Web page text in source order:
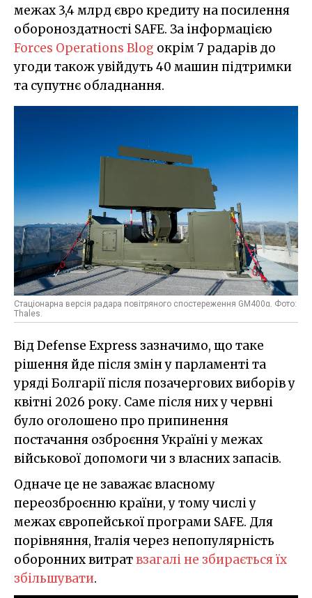
межах 3,4 млрд євро кредиту на посилення
обороноздатності SAFE. За інформацією
Forces Operations Blog окрім 7 радарів до
угоди також увійдуть 40 машин підтримки
та супутнє обладнання.
Стаціонарна версія радара повітряного спостереження GM400α. Фото:
Thales.
Від Defense Express зазначимо, що таке
рішення йде після змін у парламенті та
уряді Болгарії після позачергових виборів у
квітні 2026 року. Саме після них у червні
було оголошено про припинення
постачання озброєння Україні у межах
військової допомоги чи з власних запасів.
Одначе це не заважає власному
переозброєнню країни, у тому числі у
межах європейської програми SAFE. Для
порівняння, Італія через непопулярність
оборонних витратвзагалі не збирається їх
збільшувати.